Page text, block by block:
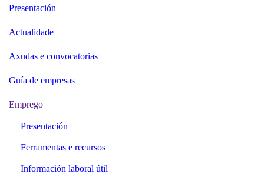
Presentación
Actualidade
Axudas e convocatorias
Guía de empresas
Emprego
Presentación
Ferramentas e recursos
Información laboral útil